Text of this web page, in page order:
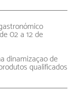
mico
02 a 12 de
dinamizaçao de
qualificados